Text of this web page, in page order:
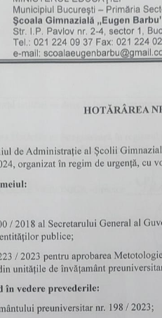
INTERESE
VENITURI ◎ 2025
◎ 2019